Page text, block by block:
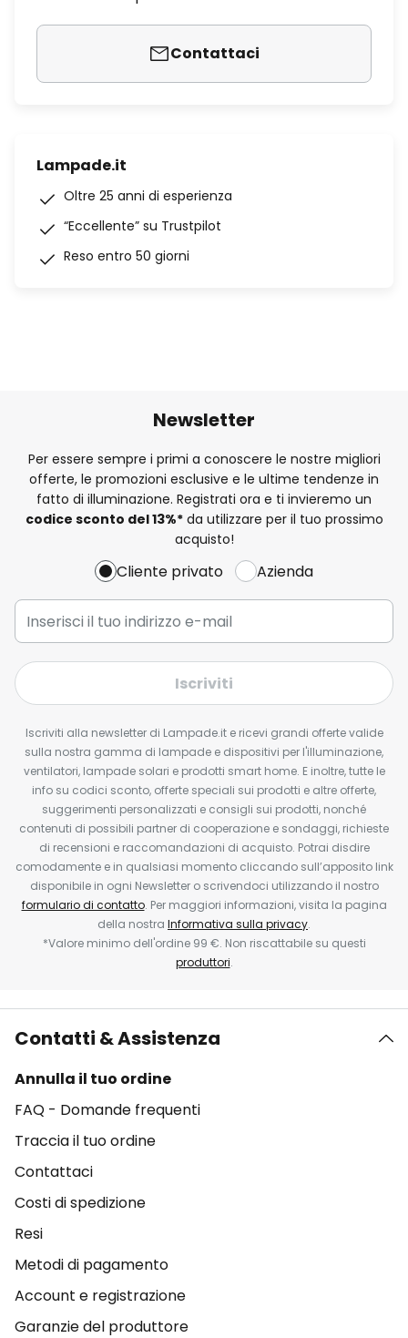
Contattaci
Lampade.it
Oltre 25 anni di esperienza
“Eccellente” su Trustpilot
Reso entro 50 giorni
Newsletter
Per essere sempre i primi a conoscere le nostre migliori
offerte, le promozioni esclusive e le ultime tendenze in
fatto di illuminazione. Registrati ora e ti invieremo un
codice sconto del13%*da utilizzare per il tuo prossimo
acquisto!
Cliente privato Azienda
Iscriviti
Iscriviti alla newsletter di Lampade.it e ricevi grandi offerte valide
sulla nostra gamma di lampade e dispositivi per l'illuminazione,
ventilatori, lampade solari e prodotti smart home. E inoltre, tutte le
info su codici sconto, offerte speciali sui prodotti e altre offerte,
suggerimenti personalizzati e consigli sui prodotti, nonché
contenuti di possibili partner di cooperazione e sondaggi, richieste
di recensioni e raccomandazioni di acquisto. Potrai disdire
comodamente e in qualsiasi momento cliccando sull’apposito link
disponibile in ogni Newsletter o scrivendoci utilizzando il nostro
formulario di contatto. Per maggiori informazioni, visita la pagina
della nostra Informativa sulla privacy.
*Valore minimo dell'ordine 99 €. Non riscattabile su questi
produttori.
Contatti & Assistenza
Annulla il tuo ordine
FAQ - Domande frequenti
Traccia il tuo ordine
Contattaci
Costi di spedizione
Resi
Metodi di pagamento
Account e registrazione
Garanzie del produttore